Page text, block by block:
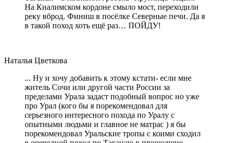
На Киалимском кордоне смыло мост, переходили
реку вброд. Финиш в посёлке Северные печи. Да я
в такой поход хоть ещё раз… ПОЙДУ!
Наталья Цветкова
... Ну и хочу добавить к этому кстати- если мне
житель Сочи или другой части России за
пределами Урала задаст подобный вопрос но уже
про Урал (кого бы я порекомендовал для
серьезного интересного похода по Уралу с
опытными людьми и главное не матрас ) я бы
порекомендовал Уральские тропы с коими сходил